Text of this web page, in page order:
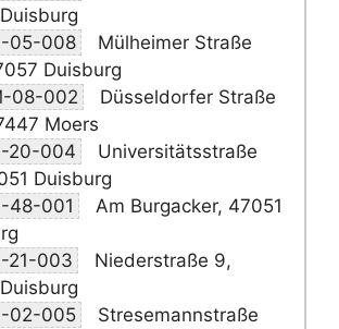
05-008
Mülheimer Straße
Duisburg
08-002
Düsseldorfer Straße
Moers
20-004
Universitätsstraße
Duisburg
48-001
Am Burgacker, 47051
21-003
Niederstraße 9,
02-005
Stresemannstraße